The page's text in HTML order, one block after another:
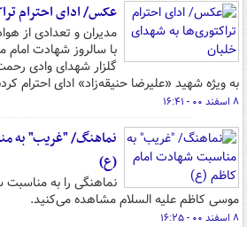
عکس/ ادای احترام
مدیران و تعدادی از
با سالروز شهادت
گلزار شهدای وادی
به ویژه شهید «علیرضا حنیقه‌زاد» ادای احترام
۸ اسفند ۰۰ - ۱۶:۴۱
نماهنگ/ "غریب" به
(ع)
نماهنگی را به
موسی کاظم علیه السلام مشاهده می‌کنید.
۸ اسفند ۰۰ - ۱۶:۲۵